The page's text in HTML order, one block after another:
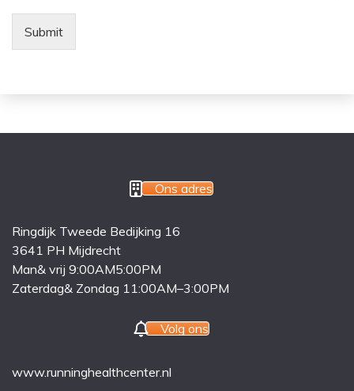
Submit
Ons adres
Ringdijk Tweede Bedijking 16
3641 PH Mijdrecht
Man& vrij 9:00AM5:00PM
Zaterdag& Zondag 11:00AM–3:00PM
Volg ons
www.runninghealthcenter.nl